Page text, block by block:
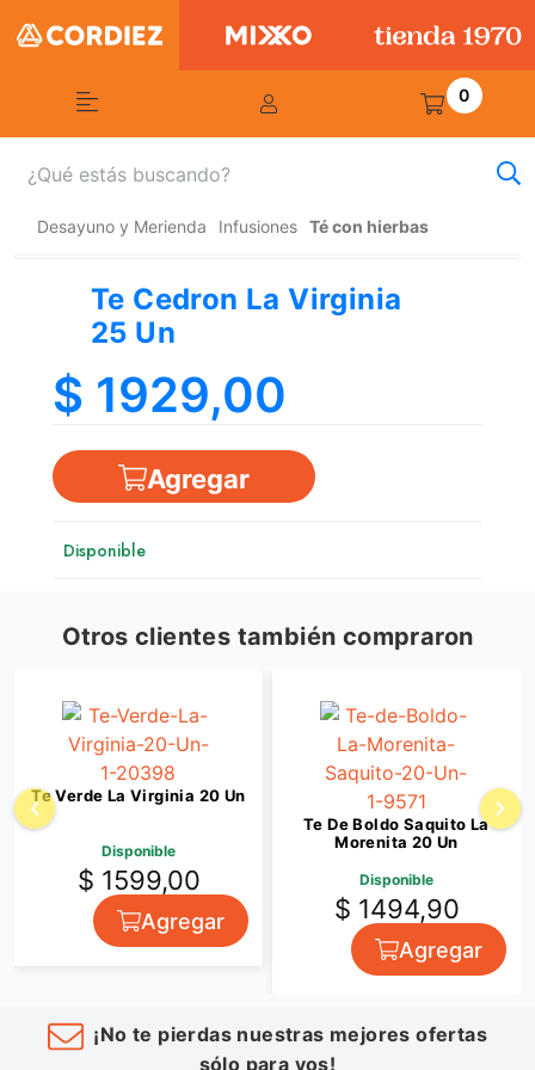
0
Desayuno y Merienda Infusiones Té con hierbas
Te Cedron La Virginia
25 Un
$ 1929,00
Agregar
Disponible
Otros clientes también compraron
Te Verde La Virginia 20 Un
Disponible
$ 1599,00
Agregar
Te De Boldo Saquito La
Morenita 20 Un
Disponible
$ 1494,90
Agregar
¡No te pierdas nuestras mejores ofertas
sólo para vos!